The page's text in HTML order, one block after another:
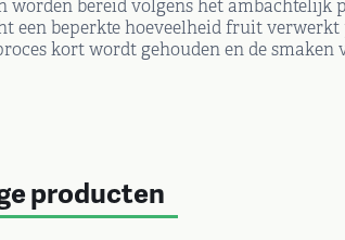
worden bereid volgens het ambachtelijk
een beperkte hoeveelheid fruit verwerkt
kort wordt gehouden en de smaken
producten